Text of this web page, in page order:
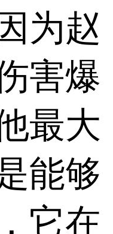
为赵
害爆
最大
能够
它在